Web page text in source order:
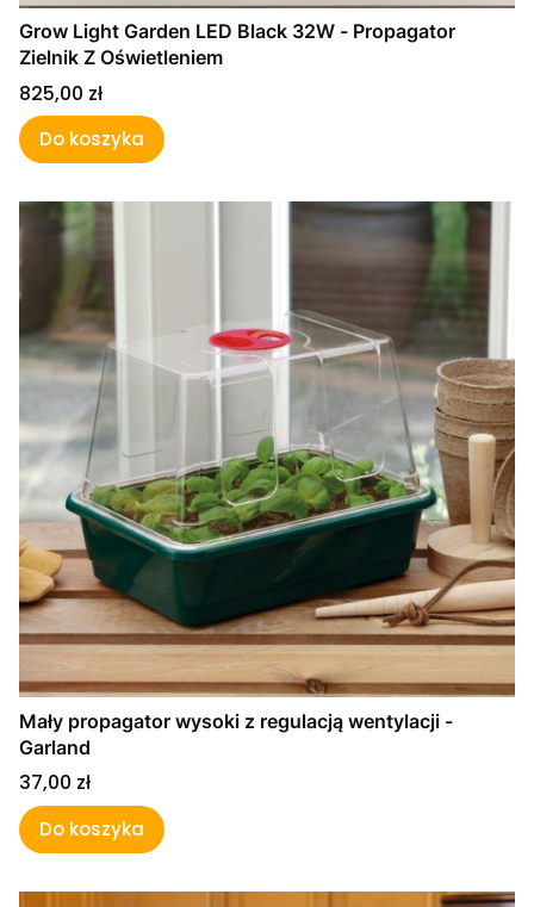
Grow Light Garden LED Black 32W - Propagator
Zielnik Z Oświetleniem
Cena
825,00 zł
Do koszyka
Mały propagator wysoki z regulacją wentylacji -
Garland
Cena
37,00 zł
Do koszyka